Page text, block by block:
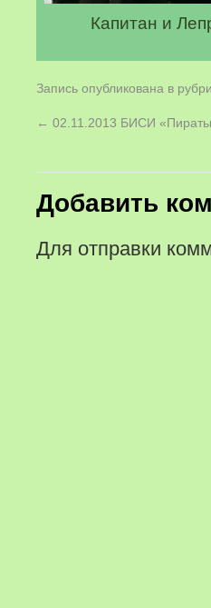
Капитан и
Запись опубликована в
← 02.11.2013 БИСИ
Добавить
Для отправки